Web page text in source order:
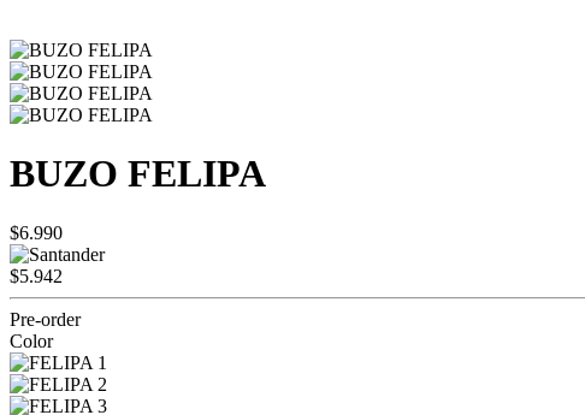
BUZO FELIPA
$6.990
$5.942
Pre-order
Color